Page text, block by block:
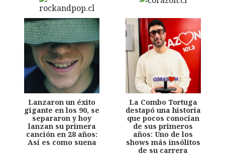
Lanzaron un éxito
gigante en los 90, se
separaron y hoy
lanzan su primera
canción en 28 años:
Así es como suena
La Combo Tortuga
destapó una historia
que pocos conocían
de sus primeros
años: Uno de los
shows más insólitos
de su carrera